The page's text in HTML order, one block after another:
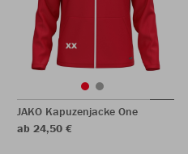
JAKO Kapuzenjacke One
ab 24,50 €